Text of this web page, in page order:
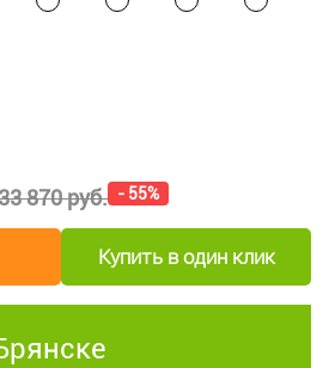
870 руб. - 55%
Купить в один клик